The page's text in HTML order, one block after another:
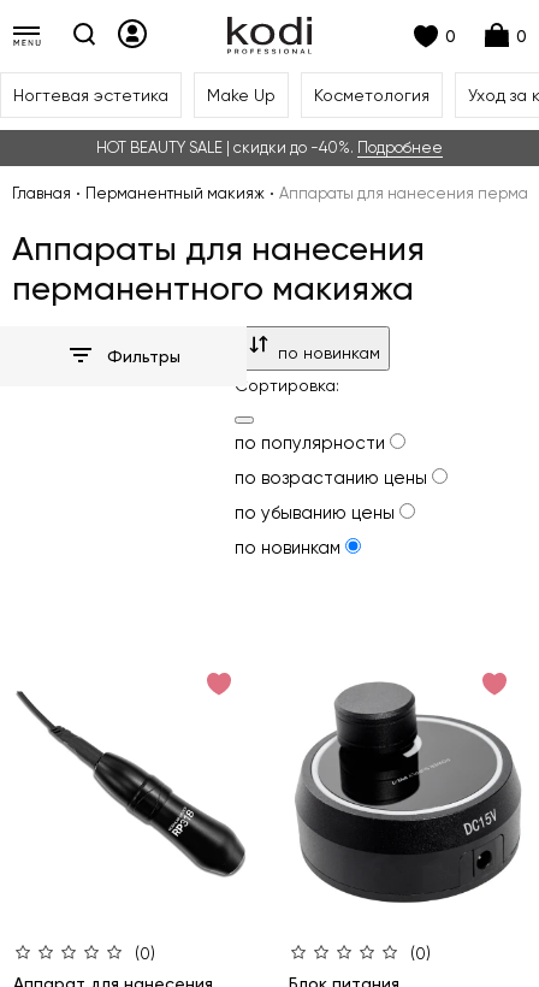
0 0
Ногтевая эстетика Make Up Косметология Уход за
HOT BEAUTY SALE | скидки до -40%. Подробнее
Главная Перманентный макияж Аппараты для нанесения
Аппараты для нанесения
перманентного макияжа
Фильтры
по новинкам
Сортировка:
по популярности
по возрастанию цены
по убыванию цены
по новинкам
(0)
(0)